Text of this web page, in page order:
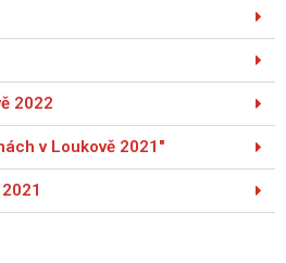
2022
v Loukově 2021"